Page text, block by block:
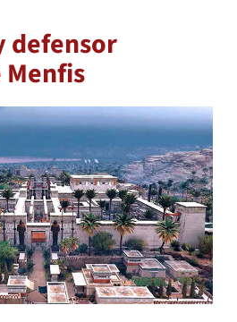
defensor